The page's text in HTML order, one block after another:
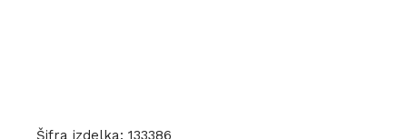
Šifra izdelka: 133386